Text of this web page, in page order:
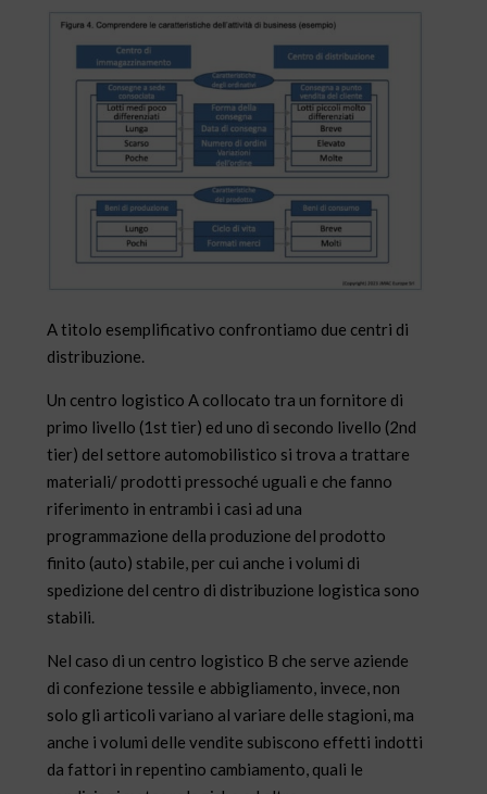
A titolo esemplificativo confrontiamo due centri di
distribuzione.
Un centro logistico A collocato tra un fornitore di
primo livello (1st tier) ed uno di secondo livello (2nd
tier) del settore automobilistico si trova a trattare
materiali/ prodotti pressoché uguali e che fanno
riferimento in entrambi i casi ad una
programmazione della produzione del prodotto
finito (auto) stabile, per cui anche i volumi di
spedizione del centro di distribuzione logistica sono
stabili.
Nel caso di un centro logistico B che serve aziende
di confezione tessile e abbigliamento, invece, non
solo gli articoli variano al variare delle stagioni, ma
anche i volumi delle vendite subiscono effetti indotti
da fattori in repentino cambiamento, quali le